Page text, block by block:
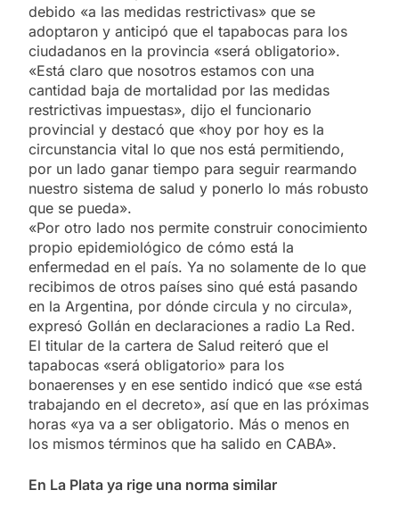
debido «a las medidas restrictivas» que se
adoptaron y anticipó que el tapabocas para los
ciudadanos en la provincia «será obligatorio».
«Está claro que nosotros estamos con una
cantidad baja de mortalidad por las medidas
restrictivas impuestas», dijo el funcionario
provincial y destacó que «hoy por hoy es la
circunstancia vital lo que nos está permitiendo,
por un lado ganar tiempo para seguir rearmando
nuestro sistema de salud y ponerlo lo más robusto
que se pueda».
«Por otro lado nos permite construir conocimiento
propio epidemiológico de cómo está la
enfermedad en el país. Ya no solamente de lo que
recibimos de otros países sino qué está pasando
en la Argentina, por dónde circula y no circula»,
expresó Gollán en declaraciones a radio La Red.
El titular de la cartera de Salud reiteró que el
tapabocas «será obligatorio» para los
bonaerenses y en ese sentido indicó que «se está
trabajando en el decreto», así que en las próximas
horas «ya va a ser obligatorio. Más o menos en
los mismos términos que ha salido en CABA».
En La Plata ya rige una norma similar